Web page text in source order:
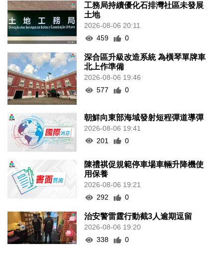
工務局持續優化石排灣社區未發展
土地
2026-08-06 20:11
459
0
深合區升級改造系統 為橫琴單牌車
北上作準備
2026-08-06 19:46
577
0
朝鮮向東部海域發射短程彈道導彈
2026-08-06 19:41
201
0
陳禮祺促規範停車場車輛升降機使
用保養
2026-08-06 19:21
292
0
治安警雷霆行動截3人逾期逗留
2026-08-06 19:20
338
0